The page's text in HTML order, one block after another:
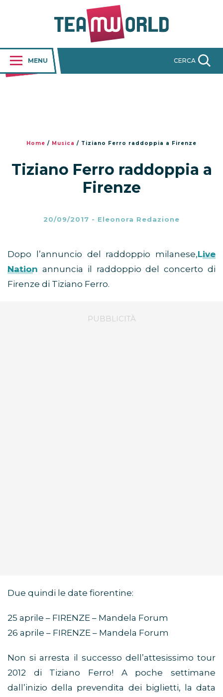
MENU CERCA
Home / Musica / Tiziano Ferro raddoppia a Firenze
Tiziano Ferro raddoppia a
Firenze
20/09/2017 - Eleonora Redazione
Dopo l’annuncio del raddoppio milanese,Live
Nation annuncia il raddoppio del concerto di
Firenze di Tiziano Ferro.
Due quindi le date fiorentine:
25 aprile – FIRENZE – Mandela Forum
26 aprile – FIRENZE – Mandela Forum
Non si arresta il successo dell’attesissimo tour
2012 di Tiziano Ferro! A poche settimane
dall’inizio della prevendita dei biglietti, la data